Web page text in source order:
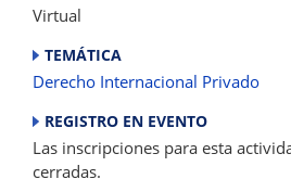
Virtual
TEMÁTICA
Derecho Internacional Privado
REGISTRO EN EVENTO
Las inscripciones para esta
cerradas.